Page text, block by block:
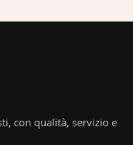
con qualità, servizio e